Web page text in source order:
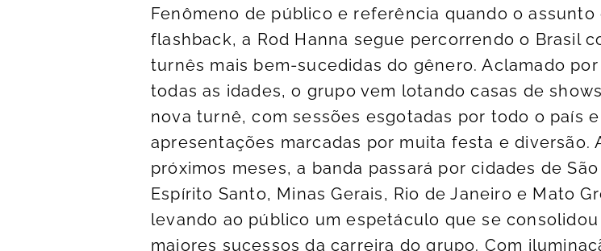
Fenômeno de público e referência quando o assunto
flashback, a Rod Hanna segue percorrendo o Brasil
turnês mais bem-sucedidas do gênero. Aclamado
todas as idades, o grupo vem lotando casas de
nova turnê, com sessões esgotadas por todo o país e
apresentações marcadas por muita festa e diversão.
próximos meses, a banda passará por cidades de São
Espírito Santo, Minas Gerais, Rio de Janeiro e Mato
levando ao público um espetáculo que se
maiores sucessos da carreira do grupo. Com